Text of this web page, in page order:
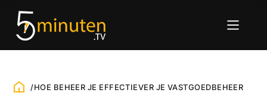
/HOE BEHEER JE EFFECTIEVER JE VASTGOEDBEHEER